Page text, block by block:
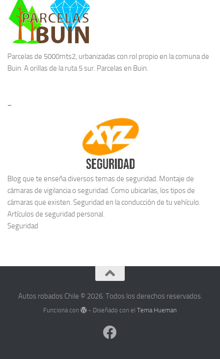
Parcelas de 5000mts2, urbanizadas con rol propio en la comuna de
Buin. A orillas de la ruta 5 sur. Parcelas en Buin.
–
Blog que te enseña diversos temas de seguridad. Montaje de
cámaras de vigilancia o seguridad. Como ubicarlas, los tipos de
cámaras que existen. Seguridad en la conducción de tu vehículo.
Artículos de seguridad personal.
Seguridad
Autos robados Chile © 2026. Todos los derechos reservados.
Funciona con - Diseñado con elTema Hueman